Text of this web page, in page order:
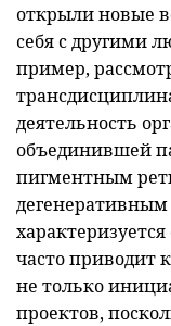
открыли новые
себя с другими
пример,
деятельность
объединившей
пигментным
часто приводит
не только
проектов,